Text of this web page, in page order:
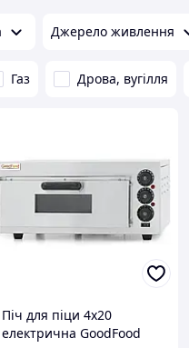
Джерело живлення
Газ Дрова, вугілля
Піч для піци 4х20
електрична GoodFood